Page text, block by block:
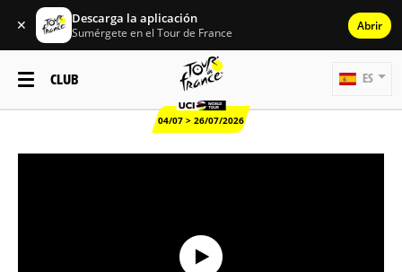
✕ Descarga la aplicación
Sumérgete en el Tour de France Abrir
CLUB
04/07 > 26/07/2026
ES